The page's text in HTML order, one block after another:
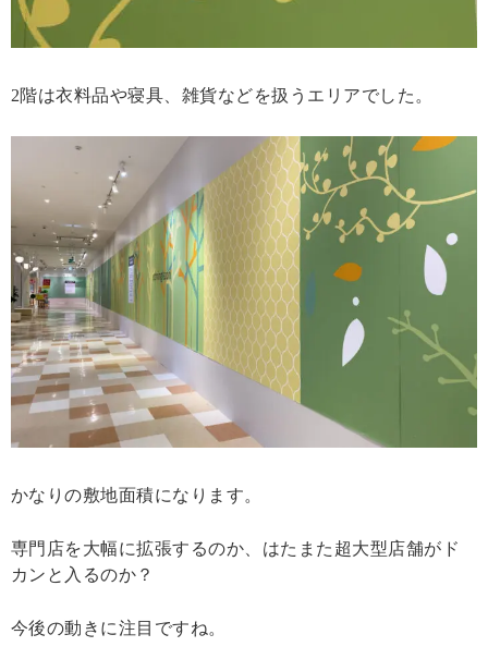
2階は衣料品や寝具、雑貨などを扱うエリアでした。
かなりの敷地面積になります。
専門店を大幅に拡張するのか、はたまた超大型店舗がド
カンと入るのか？
今後の動きに注目ですね。